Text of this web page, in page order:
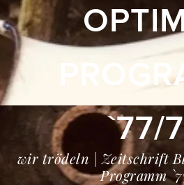
`77/
wir trödeln | Zeitschrift
Programm